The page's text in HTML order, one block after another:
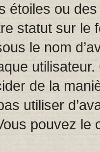
étoiles ou
statut sur le
le nom
utilisateur.
de la
utiliser
pouvez